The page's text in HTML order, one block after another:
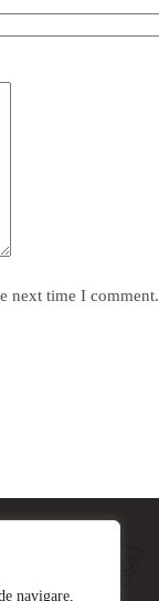
navigare,
next time I comment.